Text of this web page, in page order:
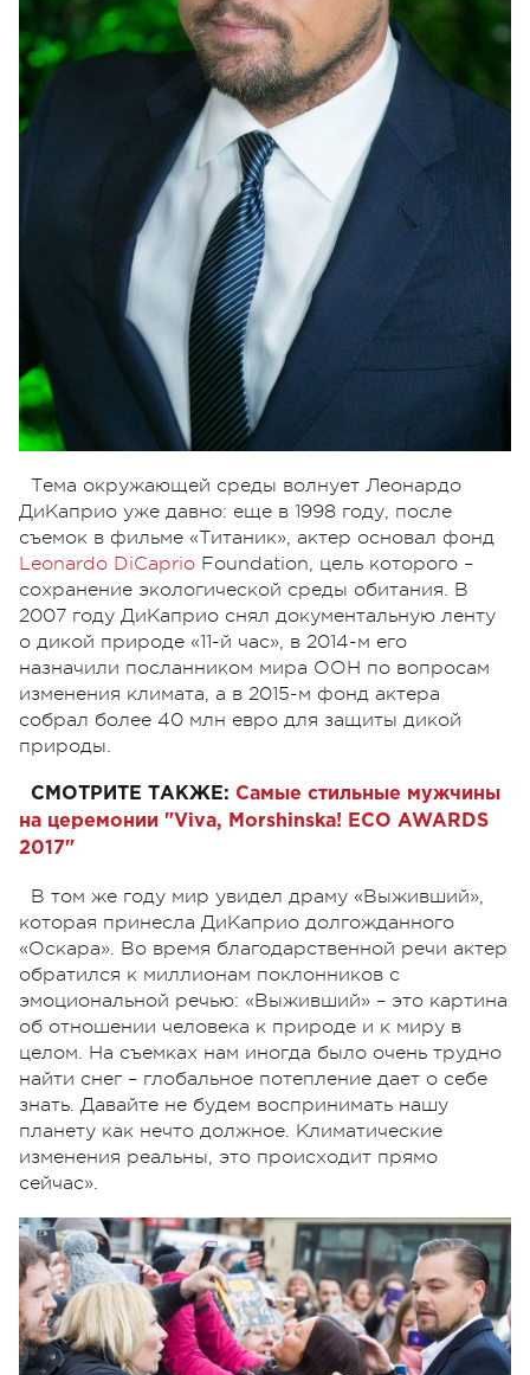
Тема окружающей среды волнует Леонардо
ДиКаприо уже давно: еще в 1998 году, после
съемок в фильме «Титаник», актер основал фонд
Leonardo DiCaprio Foundation, цель которого –
сохранение экологической среды обитания. В
2007 году ДиКаприо снял документальную ленту
о дикой природе «11-й час», в 2014-м его
назначили посланником мира ООН по вопросам
изменения климата, а в 2015-м фонд актера
собрал более 40 млн евро для защиты дикой
природы.
СМОТРИТЕ ТАКЖЕ: Самые стильные мужчины
на церемонии "Viva, Morshinska! ECO AWARDS
2017"
В том же году мир увидел драму «Выживший»,
которая принесла ДиКаприо долгожданного
«Оскара». Во время благодарственной речи актер
обратился к миллионам поклонников с
эмоциональной речью: «Выживший» – это картина
об отношении человека к природе и к миру в
целом. На съемках нам иногда было очень трудно
найти снег – глобальное потепление дает о себе
знать. Давайте не будем воспринимать нашу
планету как нечто должное. Климатические
изменения реальны, это происходит прямо
сейчас».